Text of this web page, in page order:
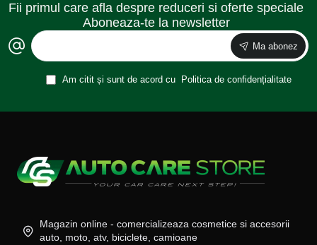
Fii primul care afla despre reduceri si oferte speciale
Aboneaza-te la newsletter
Ma abonez
Am citit și sunt de acord cu Politica de confidențialitate
Magazin online - comercializeaza cosmetice si accesorii
auto, moto, atv, biciclete, camioane